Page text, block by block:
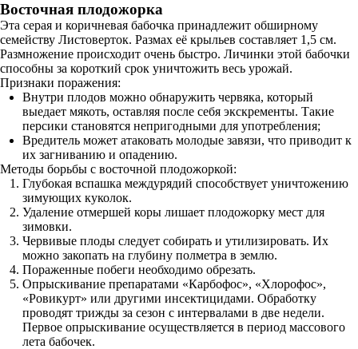
Восточная плодожорка
Эта серая и коричневая бабочка принадлежит обширному
семейству Листоверток. Размах её крыльев составляет 1,5 см.
Размножение происходит очень быстро. Личинки этой бабочки
способны за короткий срок уничтожить весь урожай.
Признаки поражения:
Внутри плодов можно обнаружить червяка, который
выедает мякоть, оставляя после себя экскременты. Такие
персики становятся непригодными для употребления;
Вредитель может атаковать молодые завязи, что приводит к
их загниванию и опадению.
Методы борьбы с восточной плодожоркой:
Глубокая вспашка междурядий способствует уничтожению
зимующих куколок.
Удаление отмершей коры лишает плодожорку мест для
зимовки.
Червивые плоды следует собирать и утилизировать. Их
можно закопать на глубину полметра в землю.
Пораженные побеги необходимо обрезать.
Опрыскивание препаратами «Карбофос», «Хлорофос»,
«Ровикурт» или другими инсектицидами. Обработку
проводят трижды за сезон с интервалами в две недели.
Первое опрыскивание осуществляется в период массового
лета бабочек.